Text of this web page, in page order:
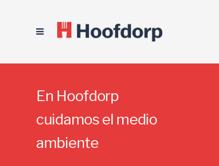
En Hoofdorp
cuidamos el medio
ambiente